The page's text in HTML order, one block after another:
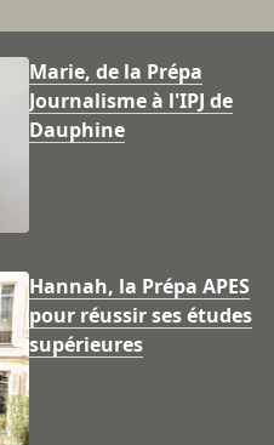
Marie, de la Prépa
Journalisme à l'IPJ de
Dauphine
Hannah, la Prépa APES
pour réussir ses études
supérieures